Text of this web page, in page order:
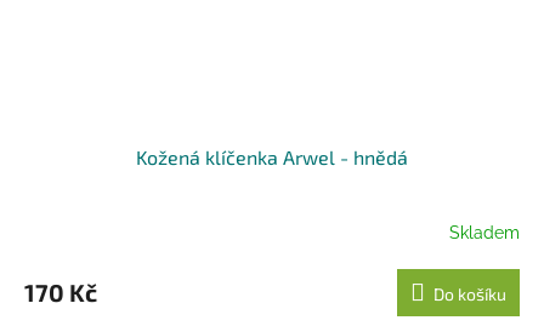
Kožená klíčenka Arwel - hnědá
Skladem
170 Kč Do košíku